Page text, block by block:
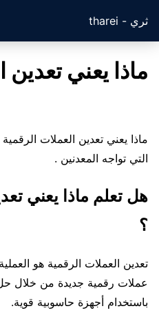
ثري - tharei
ماذا يعني تعدين
ماذا يعني تعدين العملات
التي تواجه المعدنين .
هل تعلم ماذا يعني
؟
تعدين العملات الرقمية هو
عملات رقمية جديدة من خلال
باستخدام أجهزة حاسوبية قوية.